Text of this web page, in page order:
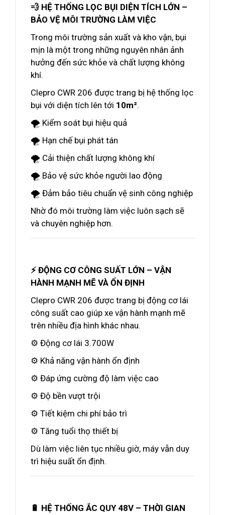
💨 HỆ THỐNG LỌC BỤI DIỆN TÍCH LỚN –
BẢO VỆ MÔI TRƯỜNG LÀM VIỆC
Trong môi trường sản xuất và kho vận, bụi
mịn là một trong những nguyên nhân ảnh
hưởng đến sức khỏe và chất lượng không
khí.
Clepro CWR 206 được trang bị hệ thống lọc
bụi với diện tích lên tới 10m².
🌪️ Kiểm soát bụi hiệu quả
🌪️ Hạn chế bụi phát tán
🌪️ Cải thiện chất lượng không khí
🌪️ Bảo vệ sức khỏe người lao động
🌪️ Đảm bảo tiêu chuẩn vệ sinh công nghiệp
Nhờ đó môi trường làm việc luôn sạch sẽ
và chuyên nghiệp hơn.
⚡ ĐỘNG CƠ CÔNG SUẤT LỚN – VẬN
HÀNH MẠNH MẼ VÀ ỔN ĐỊNH
Clepro CWR 206 được trang bị động cơ lái
công suất cao giúp xe vận hành mạnh mẽ
trên nhiều địa hình khác nhau.
⚙️ Động cơ lái 3.700W
⚙️ Khả năng vận hành ổn định
⚙️ Đáp ứng cường độ làm việc cao
⚙️ Độ bền vượt trội
⚙️ Tiết kiệm chi phí bảo trì
⚙️ Tăng tuổi thọ thiết bị
Dù làm việc liên tục nhiều giờ, máy vẫn duy
trì hiệu suất ổn định.
🔋 HỆ THỐNG ẮC QUY 48V – THỜI GIAN